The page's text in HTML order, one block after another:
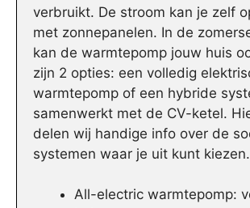
verbruikt. De stroom kan je zelf
met zonnepanelen. In de
kan de warmtepomp jouw huis
zijn 2 opties: een volledig
warmtepomp of een hybride
samenwerkt met de CV-ketel.
delen wij handige info over de
systemen waar je uit kunt kiezen.
All-electric warmtepomp: